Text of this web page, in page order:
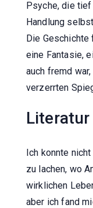
Psyche, die tief
Handlung
Die Geschichte
eine Fantasie,
auch fremd
verzerrten
Ich konnte
zu lachen, wo
wirklichen
aber ich fand